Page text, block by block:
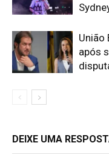
União
após
DEIXE UMA